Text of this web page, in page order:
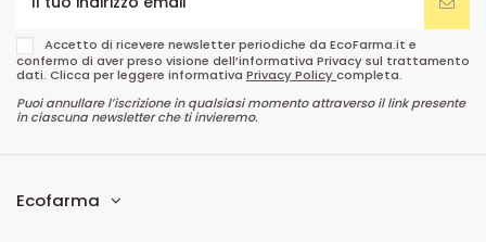
Accetto di ricevere newsletter periodiche da EcoFarma.it e
confermo di aver preso visione dell’informativa Privacy sul trattamento
dati. Clicca per leggere informativa Privacy Policycompleta.
Puoi annullare l’iscrizione in qualsiasi momento attraverso il link presente
in ciascuna newsletter che ti invieremo.
Ecofarma